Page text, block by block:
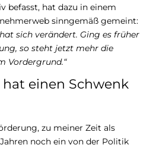
befasst, hat dazu in einem
sinngemäß gemeint:
sich verändert. Ging es früher
so steht jetzt mehr die
Vordergrund.“
einen Schwenk
zu meiner Zeit als
noch ein von der Politik